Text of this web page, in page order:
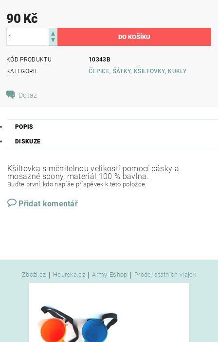
90 Kč
KÓD PRODUKTU
10343B
KATEGORIE
ČEPICE, ŠÁTKY, KŠILTOVKY, KUKLY
Dotaz
POPIS
DISKUZE
Kšiltovka s měnitelnou velikostí pomocí pásky a
mosazné spony, materiál 100 % bavlna.
Buďte první, kdo napíše příspěvek k této položce.
Přidat komentář
Zboží.cz | Heureka.cz | Army-Eshop | Prodej státních vlajek